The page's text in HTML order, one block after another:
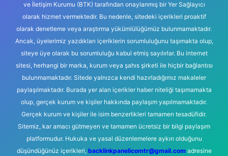
ve İletişim Kurumu (BTK) tarafından onaylanmış bir Yer Sağlayıcı
olarak hizmet vermektedir. Bu nedenle, sitedeki içerikleri proaktif
olarak denetleme veya araştırma yükümlülüğümüz bulunmamaktadır.
Ancak, üyelerimiz yazdıkları içeriklerin sorumluluğunu taşımakta olup,
siteye üye olarak bu sorumluluğu kabul etmiş sayılırlar. Bu internet
sitesi, herhangi bir marka, kurum veya şahıs şirketi ile hiçbir bağlantısı
bulunmamaktadır. Sitede yalnızca kendi hazırladığımız makaleler
paylaşılmaktadır. Burada yer alan içerikler haber niteliği taşımamakta
olup, gerçek kurum ve kişiler hakkında paylaşım yapılmamaktadır.
Gerçek kurum ve kişiler ile isim benzerlikleri tamamen tesadüfidir.
Sitemiz, kar amacı gütmeyen ve tamamen ücretsiz bir bilgi paylaşım
platformudur. Hukuka ve yasal düzenlemelere aykırı olduğunu
düşündüğünüz içerikleri, backlinkpanelicomtr@gmail.comadresine